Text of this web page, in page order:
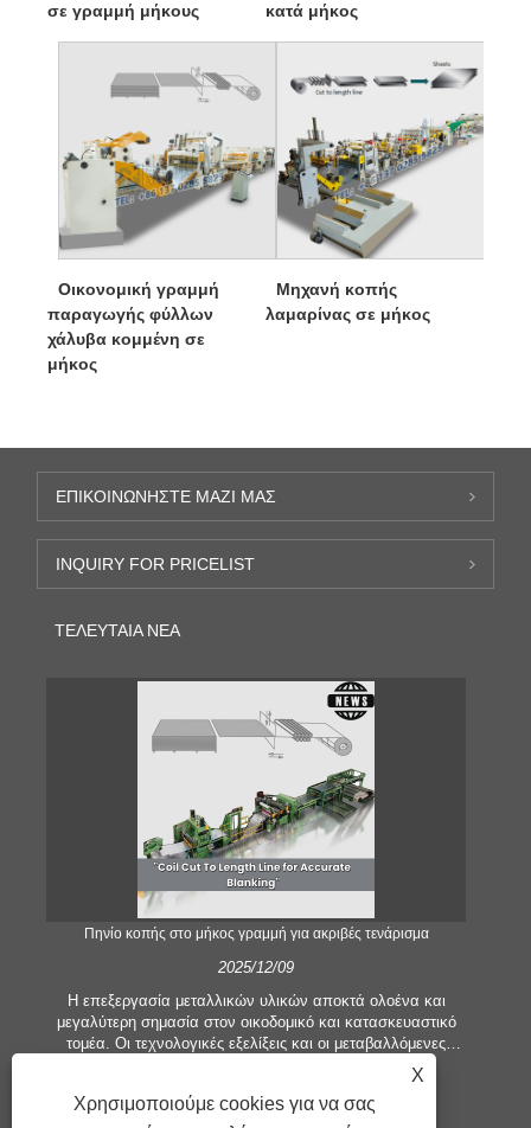
σε γραμμή μήκους
κατά μήκος
Οικονομική γραμμή
παραγωγής φύλλων
χάλυβα κομμένη σε
μήκος
Μηχανή κοπής
λαμαρίνας σε μήκος
ΕΠΙΚΟΙΝΩΝΉΣΤΕ ΜΑΖΊ ΜΑΣ
INQUIRY FOR PRICELIST
ΤΕΛΕΥΤΑΊΑ ΝΈΑ
Πηνίο κοπής στο μήκος γραμμή για ακριβές τενάρισμα
2025/12/09
Η επεξεργασία μεταλλικών υλικών αποκτά ολοένα και
μεγαλύτερη σημασία στον οικοδομικό και κατασκευαστικό
τομέα. Οι τεχνολογικές εξελίξεις και οι μεταβαλλόμενες
προσδοκίες των πελατών αναγκάζουν τις εταιρείες να
πληρούν ολοένα και μεγαλύτερα κριτήρια παραγωγής και
απαιτήσεις ποιότητας. Οι συμβατικές τεχνικές επεξεργασίας
X
Χρησιμοποιούμε cookies για να σας